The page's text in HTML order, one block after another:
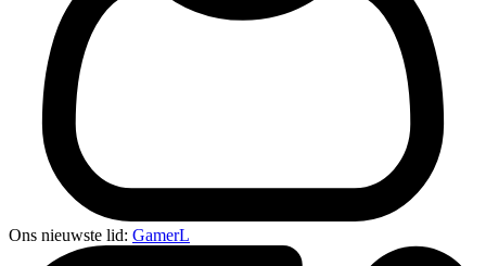
Ons nieuwste lid: GamerL